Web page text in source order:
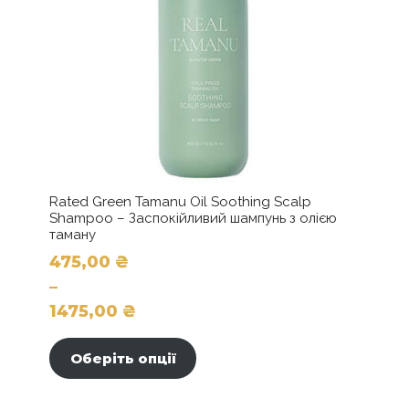
Rated Green Tamanu Oil Soothing Scalp
Shampoo – Заспокійливий шампунь з олією
таману
475,00 ₴
–
1475,00 ₴
Діапазон
цін:
від
Оберіть опції